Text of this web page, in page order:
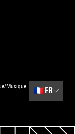
Musique
🇫🇷 FR